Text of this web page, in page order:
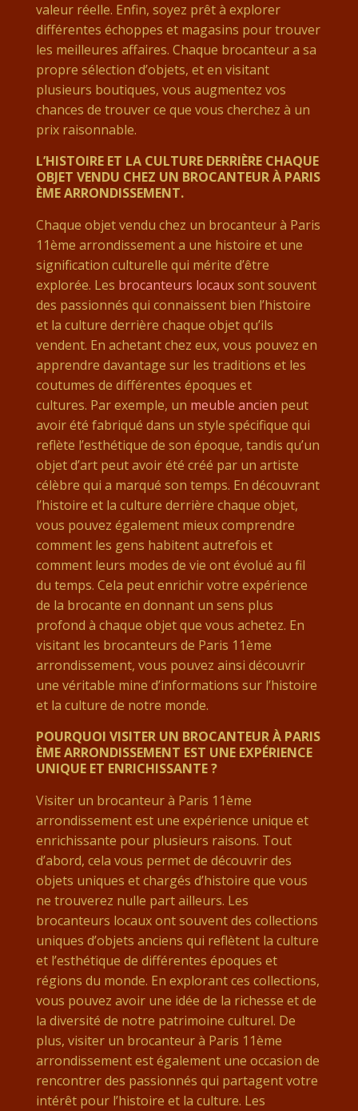
valeur réelle. Enfin, soyez prêt à explorer
différentes échoppes et magasins pour trouver
les meilleures affaires. Chaque brocanteur a sa
propre sélection d’objets, et en visitant
plusieurs boutiques, vous augmentez vos
chances de trouver ce que vous cherchez à un
prix raisonnable.
L’HISTOIRE ET LA CULTURE DERRIÈRE CHAQUE
OBJET VENDU CHEZ UN BROCANTEUR À PARIS
ÈME ARRONDISSEMENT.
Chaque objet vendu chez un brocanteur à Paris
11ème arrondissement a une histoire et une
signification culturelle qui mérite d’être
explorée. Les brocanteurs locauxsont souvent
des passionnés qui connaissent bien l’histoire
et la culture derrière chaque objet qu’ils
vendent. En achetant chez eux, vous pouvez en
apprendre davantage sur les traditions et les
coutumes de différentes époques et
cultures. Par exemple, un meuble ancien peut
avoir été fabriqué dans un style spécifique qui
reflète l’esthétique de son époque, tandis qu’un
objet d’art peut avoir été créé par un artiste
célèbre qui a marqué son temps. En découvrant
l’histoire et la culture derrière chaque objet,
vous pouvez également mieux comprendre
comment les gens habitent autrefois et
comment leurs modes de vie ont évolué au fil
du temps. Cela peut enrichir votre expérience
de la brocante en donnant un sens plus
profond à chaque objet que vous achetez. En
visitant les brocanteurs de Paris 11ème
arrondissement, vous pouvez ainsi découvrir
une véritable mine d’informations sur l’histoire
et la culture de notre monde.
POURQUOI VISITER UN BROCANTEUR À PARIS
ÈME ARRONDISSEMENT EST UNE EXPÉRIENCE
UNIQUE ET ENRICHISSANTE ?
Visiter un brocanteur à Paris 11ème
arrondissement est une expérience unique et
enrichissante pour plusieurs raisons. Tout
d’abord, cela vous permet de découvrir des
objets uniques et chargés d’histoire que vous
ne trouverez nulle part ailleurs. Les
brocanteurs locaux ont souvent des collections
uniques d’objets anciens qui reflètent la culture
et l’esthétique de différentes époques et
régions du monde. En explorant ces collections,
vous pouvez avoir une idée de la richesse et de
la diversité de notre patrimoine culturel. De
plus, visiter un brocanteur à Paris 11ème
arrondissement est également une occasion de
rencontrer des passionnés qui partagent votre
intérêt pour l’histoire et la culture. Les